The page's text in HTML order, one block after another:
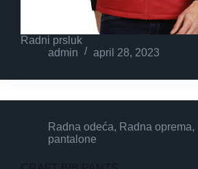
Radni prsluk
admin
april 28, 2023
Radna odeća, Radna oprema,
pantalone